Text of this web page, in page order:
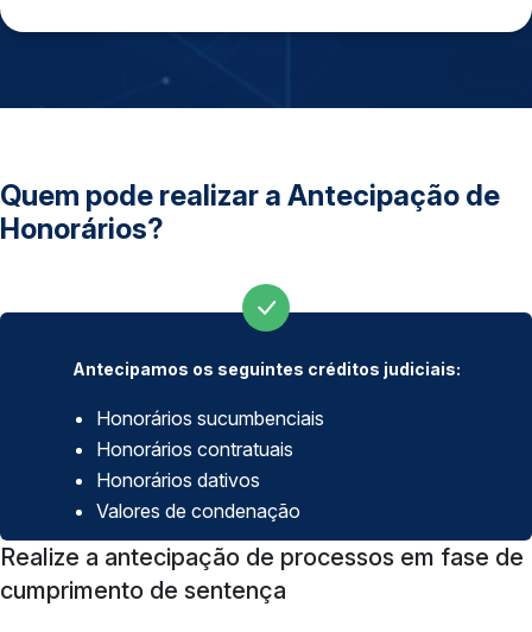
Quem pode realizar a Antecipação de
Honorários?
Antecipamos os seguintes créditos judiciais:
Honorários sucumbenciais
Honorários contratuais
Honorários dativos
Valores de condenação
Realize a antecipação de processos em fase de
cumprimento de sentença